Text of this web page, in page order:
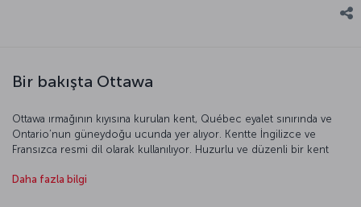
Bir bakışta Ottawa
Ottawa ırmağının kıyısına kurulan kent, Québec eyalet sınırında ve
Ontario’nun güneydoğu ucunda yer alıyor. Kentte İngilizce ve
Fransızca resmi dil olarak kullanılıyor. Huzurlu ve düzenli bir kent
arasında üst sıralarda.
Daha fazla bilgi